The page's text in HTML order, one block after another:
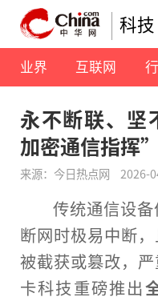
科技
业界 互联网
永不断联、
加密通信指挥
来源：今日热点网 2026-
传统通信设备
断网时极易中断
被截获或篡改，
卡科技重磅推出